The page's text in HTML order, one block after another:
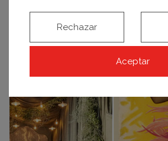
Aceptar
Rechazar